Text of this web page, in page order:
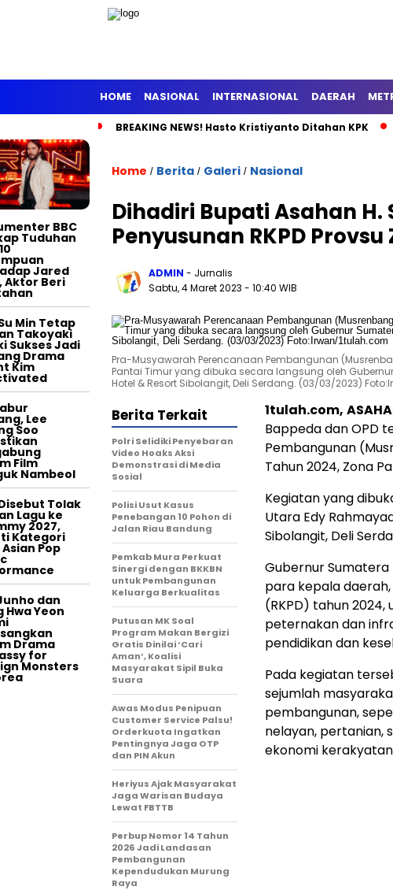
HOME NASIONAL INTERNASIONAL DAERAH
BREAKING NEWS! Hasto Kristiyanto Ditahan KPK
BBC
Tuduhan
Jared
Aktor Beri
Min Tetap
Takoyaki
Sukses Jadi
Drama
Kim
Lee
Soo
Film
Nambeol
Tolak
Lagu ke
2027,
Kategori
Pop
dan
Hwa Yeon
Drama
for
Monsters
Home / Berita / Galeri / Nasional
Dihadiri Bupati Asahan
Penyusunan RKPD
ADMIN - Jurnalis
Sabtu, 4 Maret 2023 - 10:40 WIB
Pra-Musyawarah Perencanaan Pembangunan
Pantai Timur yang dibuka secara langsung oleh
Hotel & Resort Sibolangit, Deli Serdang. (03/03/2023)
1tulah.com,
Bappeda dan OPD
Pembangunan
Tahun 2024, Zona
Kegiatan yang
Utara Edy
Sibolangit, Deli
Gubernur
para kepala
(RKPD) tahun
peternakan dan
pendidikan dan
Pada kegiatan
sejumlah
pembangunan,
nelayan, pertanian,
ekonomi
Berita Terkait
Polri Selidiki Penyebaran
Video Hoaks Aksi
Demonstrasi di Media
Sosial
Polisi Usut Kasus
Penebangan 10 Pohon di
Jalan Riau Bandung
Pemkab Mura Perkuat
Sinergi dengan BKKBN
untuk Pembangunan
Keluarga Berkualitas
Putusan MK Soal
Program Makan Bergizi
Gratis Dinilai ‘Cari
Aman’, Koalisi
Masyarakat Sipil Buka
Suara
Awas Modus Penipuan
Customer Service Palsu!
Orderkuota Ingatkan
Pentingnya Jaga OTP
dan PIN Akun
Heriyus Ajak Masyarakat
Jaga Warisan Budaya
Lewat FBTTB
Perbup Nomor 14 Tahun
2026 Jadi Landasan
Pembangunan
Kependudukan Murung
Raya